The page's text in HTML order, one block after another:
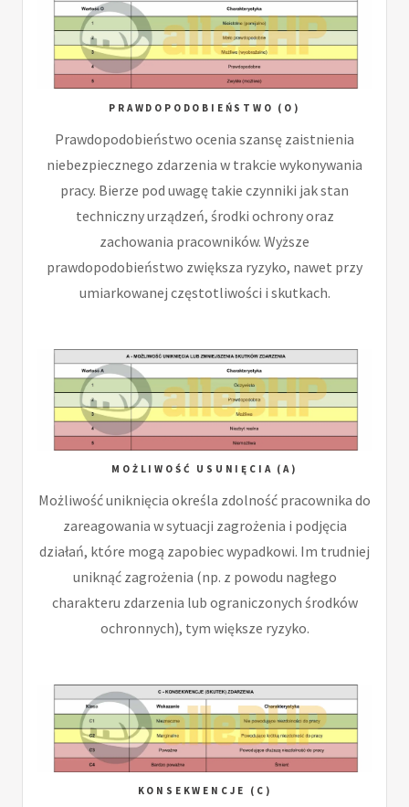
PRAWDOPODOBIEŃSTWO (O)
Prawdopodobieństwo ocenia szansę zaistnienia
niebezpiecznego zdarzenia w trakcie wykonywania
pracy. Bierze pod uwagę takie czynniki jak stan
techniczny urządzeń, środki ochrony oraz
zachowania pracowników. Wyższe
prawdopodobieństwo zwiększa ryzyko, nawet przy
umiarkowanej częstotliwości i skutkach.
MOŻLIWOŚĆ USUNIĘCIA (A)
Możliwość uniknięcia określa zdolność pracownika do
zareagowania w sytuacji zagrożenia i podjęcia
działań, które mogą zapobiec wypadkowi. Im trudniej
uniknąć zagrożenia (np. z powodu nagłego
charakteru zdarzenia lub ograniczonych środków
ochronnych), tym większe ryzyko.
KONSEKWENCJE (C)